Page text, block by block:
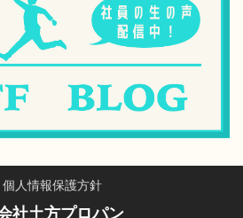
個人情報保護方針
社土方プロパン